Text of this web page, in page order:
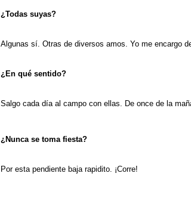
¿Todas suyas?
Algunas sí. Otras de diversos amos. Yo me encargo
¿En qué sentido?
Salgo cada día al campo con ellas. De once de la
¿Nunca se toma fiesta?
Por esta pendiente baja rapidito. ¡Corre!